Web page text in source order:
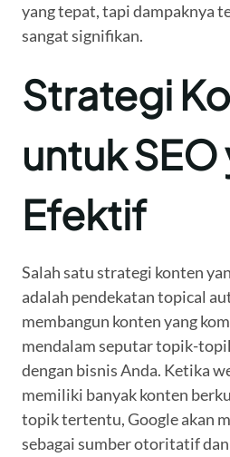
yang tepat, tapi dampaknya
sangat signifikan.
Strategi
untuk SEO
Efektif
Salah satu strategi konten
adalah pendekatan topical
membangun konten yang
mendalam seputar topik-
dengan bisnis Anda. Ketika
memiliki banyak konten
topik tertentu, Google akan
sebagai sumber otoritatif